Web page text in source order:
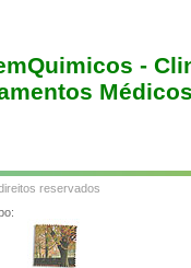
-
reservados